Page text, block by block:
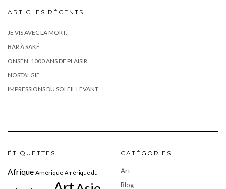
ARTICLES RÉCENTS
JE VIS AVEC LA MORT.
BAR À SAKÉ
ONSEN, 1000 ANS DE PLAISIR
NOSTALGIE
IMPRESSIONS DU SOLEIL LEVANT
ÉTIQUETTES
Afrique Amérique Amérique du
CATÉGORIES
Art
Blog